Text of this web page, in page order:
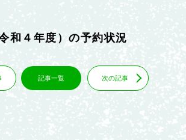
和４年度）の予約状況
記事一覧 次の記事